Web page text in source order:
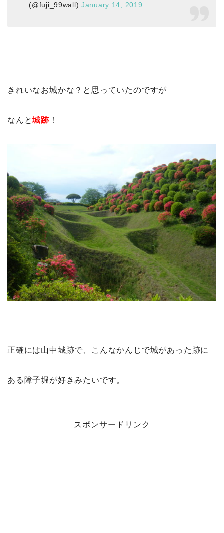
(@fuji_99wall) January 14, 2019
きれいなお城かな？と思っていたのですが
なんと城跡 ！
正確には山中城跡で、こんなかんじで城があった跡に
ある障子堀が好きみたいです。
スポンサードリンク